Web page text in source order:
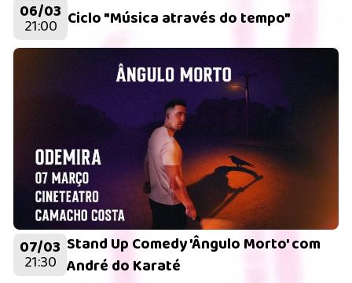
06/03
21:00 Ciclo "Música através do tempo"
07/03
21:30
Stand Up Comedy 'Ângulo Morto' com
André do Karaté